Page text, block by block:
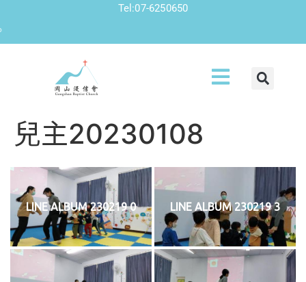
Tel:07-6250650
兒主20230108
LINE ALBUM 230219 0 LINE ALBUM 230219 3